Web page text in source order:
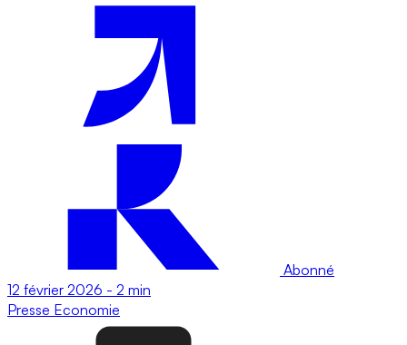
Abonné
12 février 2026 - 2 min
Presse Economie